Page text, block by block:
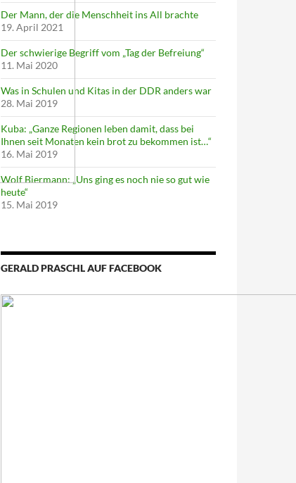
Der Mann, der die Menschheit ins All brachte
19. April 2021
Der schwierige Begriff vom „Tag der Befreiung“
11. Mai 2020
Was in Schulen und Kitas in der DDR anders war
28. Mai 2019
Kuba: „Ganze Regionen leben damit, dass bei
Ihnen seit Monaten kein brot zu bekommen ist…“
16. Mai 2019
Wolf Biermann: „Uns ging es noch nie so gut wie
heute“
15. Mai 2019
GERALD PRASCHL AUF FACEBOOK